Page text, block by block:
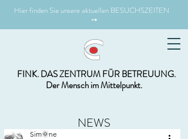
FINK. DAS ZENTRUM FÜR BETREUUNG.
Der Mensch im Mittelpunkt.
Hier finden Sie unsere aktuellen BESUCHSZEITEN
➙
NEWS
Sim🌞ne